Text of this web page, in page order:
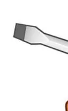
TÉCNICA
BAIRROS DE
ZONA SUL
BOTAFOGO -
COSME
HUMAITÁ -
LAGOA -
ROCINHA -